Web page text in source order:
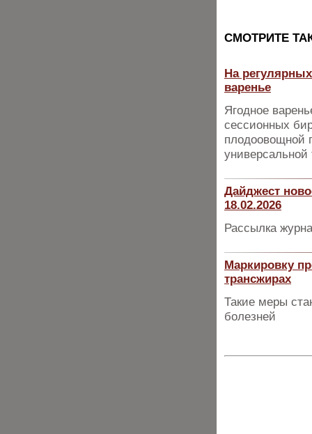
CМОТРИТЕ
На
варенье
Ягодное
сессионных
плодоовощной
Дайджест
18.02.2026
Рассылка
Маркировку
трансжирах
Такие меры
болезней